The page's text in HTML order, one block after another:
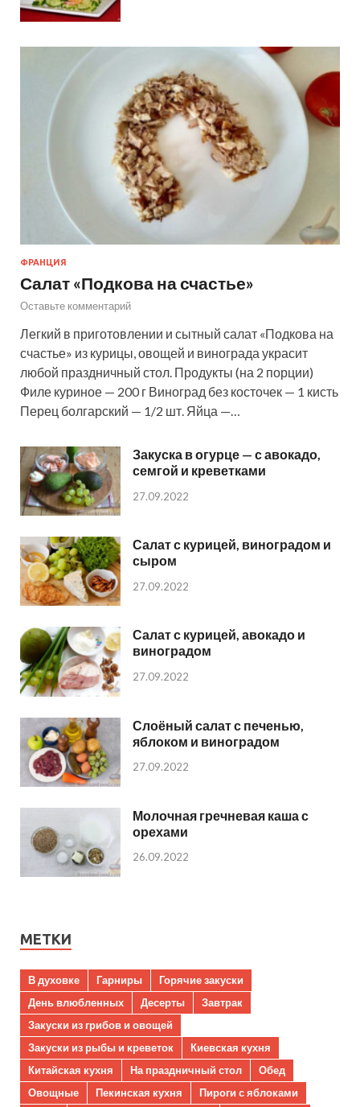
ФРАНЦИЯ
Салат «Подкова на счастье»
Оставьте комментарий
Легкий в приготовлении и сытный салат «Подкова на
счастье» из курицы, овощей и винограда украсит
любой праздничный стол. Продукты (на 2 порции)
Филе куриное — 200 г Виноград без косточек — 1 кисть
Перец болгарский — 1/2 шт. Яйца —…
Закуска в огурце — с авокадо,
семгой и креветками
27.09.2022
Салат с курицей, виноградом и
сыром
27.09.2022
Салат с курицей, авокадо и
виноградом
27.09.2022
Слоёный салат с печенью,
яблоком и виноградом
27.09.2022
Молочная гречневая каша с
орехами
26.09.2022
МЕТКИ
В духовке Гарниры
Горячие закуски
День влюбленных
Десерты
Завтрак
Закуски из грибов и овощей
Закуски из рыбы и креветок
Киевская кухня
Китайская кухня
На праздничный стол
Обед
Овощные
Пекинская кухня
Пироги с яблоками